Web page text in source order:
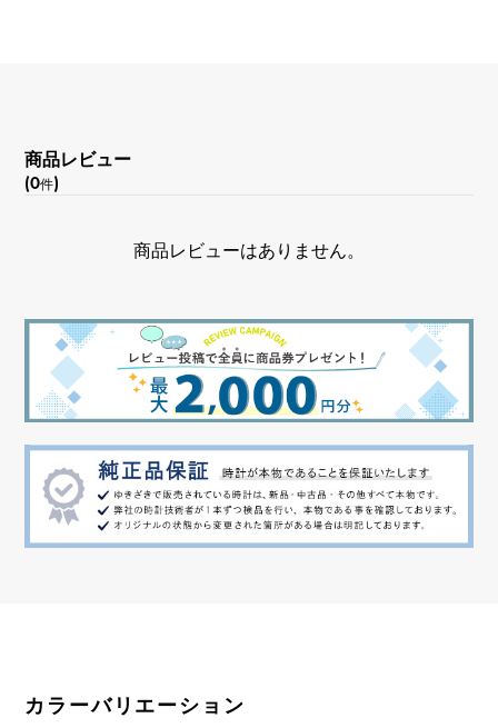
-
ダイヤモンド
機能
パワーリザーブインジゲーター デイ/ナイト表示 デイト
表示
商品レビュー
(0件)
商品レビューはありません。
カラーバリエーション